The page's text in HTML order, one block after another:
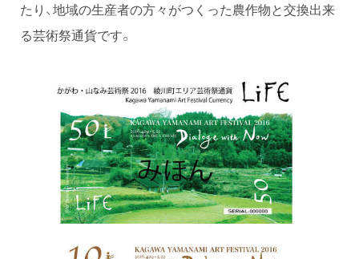
たり、地域の生産者の方々がつくった農作物と交換出来
る芸術祭通貨です。